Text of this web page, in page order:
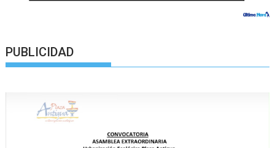
PUBLICIDAD